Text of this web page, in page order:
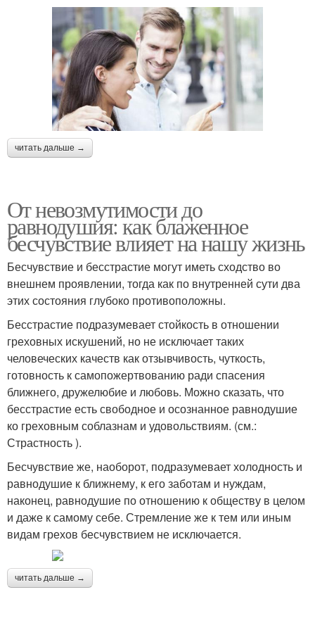
читать дальше →
От невозмутимости до
равнодушия: как блаженное
бесчувствие влияет на нашу жизнь
Бесчувствие и бесстрастие могут иметь сходство во
внешнем проявлении, тогда как по внутренней сути два
этих состояния глубоко противоположны.
Бесстрастие подразумевает стойкость в отношении
греховных искушений, но не исключает таких
человеческих качеств как отзывчивость, чуткость,
готовность к самопожертвованию ради спасения
ближнего, дружелюбие и любовь. Можно сказать, что
бесстрастие есть свободное и осознанное равнодушие
ко греховным соблазнам и удовольствиям. (см.:
Страстность ).
Бесчувствие же, наоборот, подразумевает холодность и
равнодушие к ближнему, к его заботам и нуждам,
наконец, равнодушие по отношению к обществу в целом
и даже к самому себе. Стремление же к тем или иным
видам грехов бесчувствием не исключается.
читать дальше →